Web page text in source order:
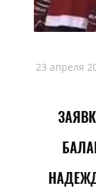
23 апреля